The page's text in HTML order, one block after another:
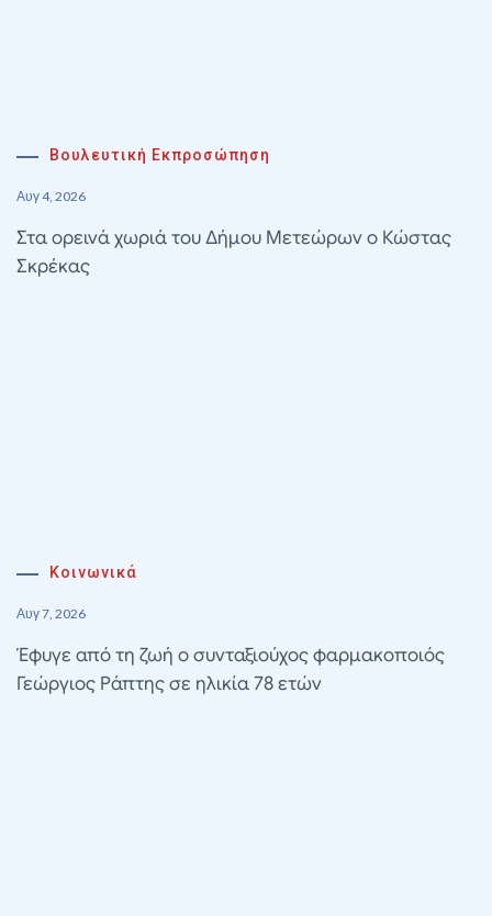
Βουλευτική Εκπροσώπηση
Αυγ 4, 2026
Στα ορεινά χωριά του Δήμου Μετεώρων ο Κώστας
Σκρέκας
Κοινωνικά
Αυγ 7, 2026
Έφυγε από τη ζωή ο συνταξιούχος φαρμακοποιός
Γεώργιος Ράπτης σε ηλικία 78 ετών